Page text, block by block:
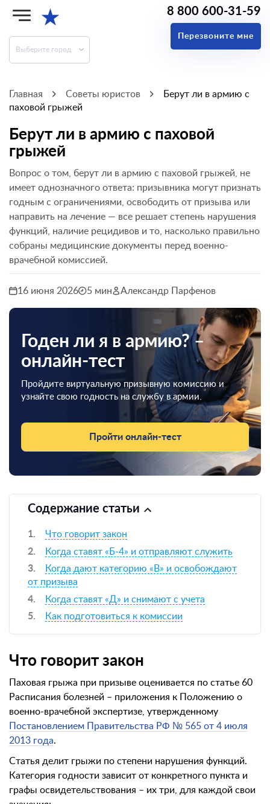
★
Выберите город
8 800 600-31-59
Перезвоните мне
Главная Советы юристов
Берут ли в армию с
паховой грыжей
Берут ли в армию с паховой
грыжей
Вопрос о том, берут ли в армию с паховой грыжей, не
имеет однозначного ответа: призывника могут признать
годным с ограничениями, освободить от призыва или
направить на лечение — все решает степень нарушения
функций, наличие рецидивов и то, насколько правильно
собраны медицинские документы перед военно-
врачебной комиссией.
16 июня 2026 5 мин Александр Парфенов
Годен ли я в армию? –
онлайн-тест
Пройдите виртуальную призывную комиссию и
узнайте свою годность на службу в армии.
Пройти онлайн-тест
Содержание статьи
Что говорит закон
Когда ставят «Б-4» и отправляют служить
Когда дают категорию «В» и освобождают
от призыва
Когда ставят «Д» и снимают с учета
Как подготовиться к комиссии
Что говорит закон
Паховая грыжа при призыве оценивается по статье 60
Расписания болезней – приложения к Положению о
военно-врачебной экспертизе, утвержденному
Постановлением Правительства РФ № 565 от 4 июля
2013 года.
Статья делит грыжи по степени нарушения функций.
Категория годности зависит от конкретного пункта и
графы освидетельствования – их три, для каждой свои